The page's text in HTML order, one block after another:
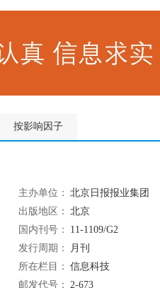
按影响因子
主办单位： 北京日报报业集团
出版地区： 北京
国内刊号：
11-1109/G2
发行周期：
月刊
所在栏目： 信息科技
邮发代号： 2-673